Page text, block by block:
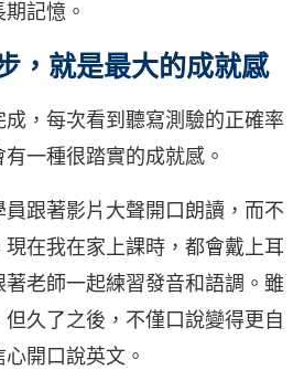
記憶。
，就是最大的成就感
成，每次看到聽寫測驗的正確率
一種很踏實的成就感。
跟著影片大聲開口朗讀，而不
在我在家上課時，都會戴上耳
老師一起練習發音和語調。雖
久了之後，不僅口說變得更自
開口說英文。